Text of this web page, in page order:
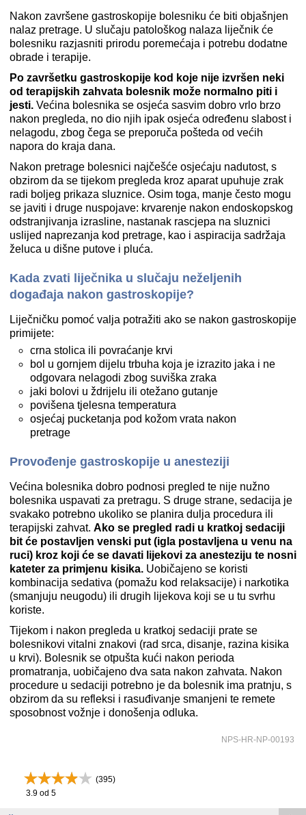
Nakon završene gastroskopije bolesniku će biti objašnjen
nalaz pretrage. U slučaju patološkog nalaza liječnik će
bolesniku razjasniti prirodu poremećaja i potrebu dodatne
obrade i terapije.
Po završetku gastroskopije kod koje nije izvršen neki
od terapijskih zahvata bolesnik može normalno piti i
jesti. Većina bolesnika se osjeća sasvim dobro vrlo brzo
nakon pregleda, no dio njih ipak osjeća određenu slabost i
nelagodu, zbog čega se preporuča pošteda od većih
napora do kraja dana.
Nakon pretrage bolesnici najčešće osjećaju nadutost, s
obzirom da se tijekom pregleda kroz aparat upuhuje zrak
radi boljeg prikaza sluznice. Osim toga, manje često mogu
se javiti i druge nuspojave: krvarenje nakon endoskopskog
odstranjivanja izrasline, nastanak rascjepa na sluznici
uslijed naprezanja kod pretrage, kao i aspiracija sadržaja
želuca u dišne putove i pluća.
Kada zvati liječnika u slučaju neželjenih
događaja nakon gastroskopije?
Liječničku pomoć valja potražiti ako se nakon gastroskopije
primijete:
crna stolica ili povraćanje krvi
bol u gornjem dijelu trbuha koja je izrazito jaka i ne
odgovara nelagodi zbog suviška zraka
jaki bolovi u ždrijelu ili otežano gutanje
povišena tjelesna temperatura
osjećaj pucketanja pod kožom vrata nakon
pretrage
Provođenje gastroskopije u anesteziji
Većina bolesnika dobro podnosi pregled te nije nužno
bolesnika uspavati za pretragu. S druge strane, sedacija je
svakako potrebno ukoliko se planira dulja procedura ili
terapijski zahvat. Ako se pregled radi u kratkoj sedaciji
bit će postavljen venski put (igla postavljena u venu na
ruci) kroz koji će se davati lijekovi za anesteziju te nosni
kateter za primjenu kisika. Uobičajeno se koristi
kombinacija sedativa (pomažu kod relaksacije) i narkotika
(smanjuju neugodu) ili drugih lijekova koji se u tu svrhu
koriste.
Tijekom i nakon pregleda u kratkoj sedaciji prate se
bolesnikovi vitalni znakovi (rad srca, disanje, razina kisika
u krvi). Bolesnik se otpušta kući nakon perioda
promatranja, uobičajeno dva sata nakon zahvata. Nakon
procedure u sedaciji potrebno je da bolesnik ima pratnju, s
obzirom da su refleksi i rasuđivanje smanjeni te remete
sposobnost vožnje i donošenja odluka.
NPS-HR-NP-00193
(395)
3.9 od 5